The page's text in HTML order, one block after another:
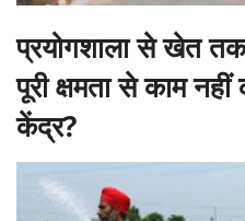
प्रयोगशाला से खेत तक
पूरी क्षमता से काम नहीं
केंद्र?